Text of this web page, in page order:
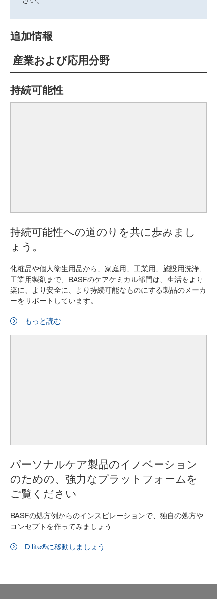
追加情報
産業および応用分野
持続可能性
持続可能性への道のりを共に歩みまし
ょう。
化粧品や個人衛生用品から、家庭用、工業用、施設用洗浄、
工業用製剤まで、BASFのケアケミカル部門は、生活をより
楽に、より安全に、より持続可能なものにする製品のメーカ
ーをサポートしています。
もっと読む
パーソナルケア製品のイノベーション
のための、強力なプラットフォームを
ご覧ください
BASFの処方例からのインスピレーションで、独自の処方や
コンセプトを作ってみましょう
D’lite®に移動しましょう